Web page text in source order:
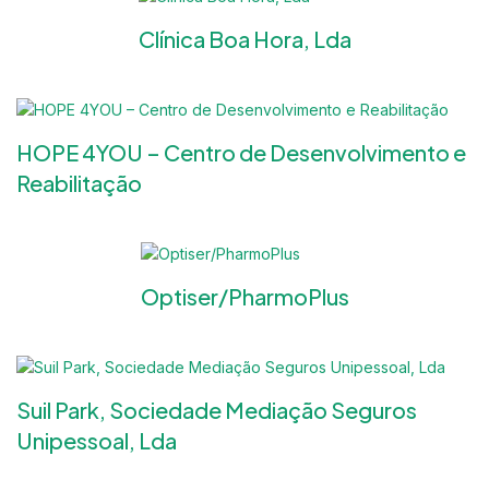
Clínica Boa Hora, Lda
HOPE 4YOU – Centro de Desenvolvimento e
Reabilitação
Optiser/PharmoPlus
Suil Park, Sociedade Mediação Seguros
Unipessoal, Lda